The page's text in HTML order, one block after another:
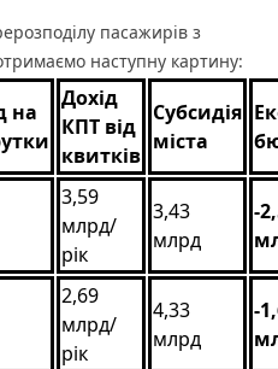
пасажирів з
наступну картину:
на
Дохід
КПТ від
квитків
Субсидія
міста
3,59
млрд/
рік
3,43
млрд
-
2,69
млрд/
рік
4,33
млрд
-